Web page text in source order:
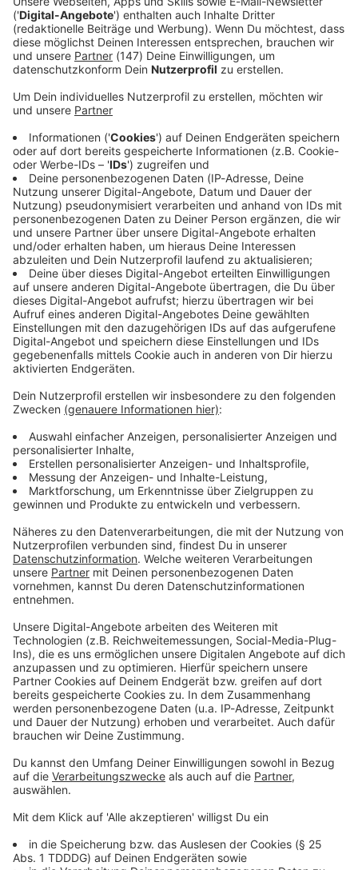
Das Lounge Music
Webradio von ANTENNE
BAYERN ✓ Beste Musik
zum Chillen & Relaxen ✓
Entspannter Sound - rund
um die Uhr
Gerade läuft:Unspoken
(film version) - Ada
Morghe
Audiotitel - Nur die Musik
Nur die Musik
Bayerns beste Musik!
Keine Nachrichten, keine
Nonstop Musik ohne
Gerade läuft:Butterfly -
Crazy Town
Audiotitel - Happy Hits
Happy Hits
Hör dich happy! Gute
Putzen.
Because I'm happy!
Gerade läuft:Learn To
Lose - Bakermat feat. Alex
Clare
DAS KÖNNTE DICH AUCH INTERESSIEREN
Gesundheit